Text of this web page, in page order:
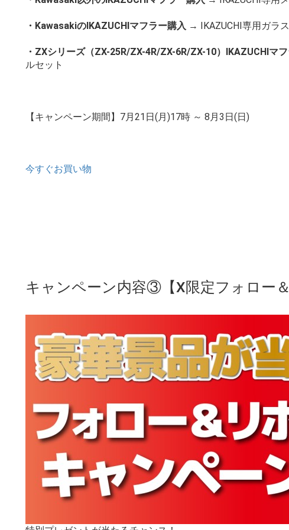
・KawasakiのIKAZUCHIマフラー購入 → IKAZUCHI専用ガラ
・ZXシリーズ（ZX-25R/ZX-4R/ZX-6R/ZX-10）IKAZUCHIマ
ルセット
【キャンペーン期間】7月21日(月)17時 ～ 8月3日(日)
今すぐお買い物
キャンペーン内容③【X限定フォロー